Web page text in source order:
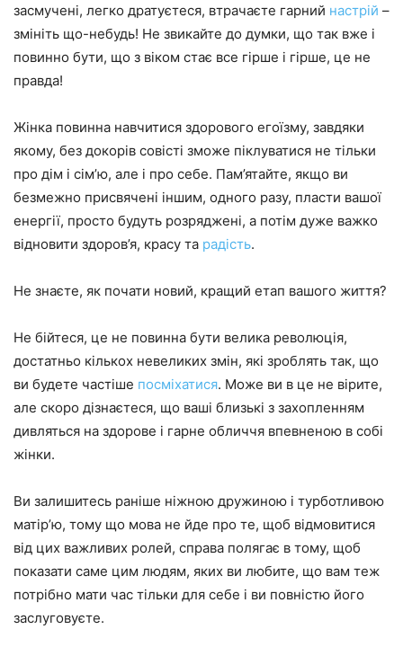
засмучені, легко дратуєтеся, втрачаєте гарний настрій –
змініть що-небудь! Не звикайте до думки, що так вже і
повинно бути, що з віком стає все гірше і гірше, це не
правда!
Жінка повинна навчитися здорового егоїзму, завдяки
якому, без докорів совісті зможе піклуватися не тільки
про дім і сім’ю, але і про себе. Пам’ятайте, якщо ви
безмежно присвячені іншим, одного разу, пласти вашої
енергії, просто будуть розряджені, а потім дуже важко
відновити здоров’я, красу та радість.
Не знаєте, як почати новий, кращий етап вашого життя?
Не бійтеся, це не повинна бути велика революція,
достатньо кількох невеликих змін, які зроблять так, що
ви будете частіше посміхатися. Може ви в це не вірите,
але скоро дізнаєтеся, що ваші близькі з захопленням
дивляться на здорове і гарне обличчя впевненою в собі
жінки.
Ви залишитесь раніше ніжною дружиною і турботливою
матір’ю, тому що мова не йде про те, щоб відмовитися
від цих важливих ролей, справа полягає в тому, щоб
показати саме цим людям, яких ви любите, що вам теж
потрібно мати час тільки для себе і ви повністю його
заслуговуєте.